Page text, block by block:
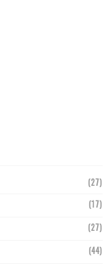
(27)
(17)
(27)
(44)